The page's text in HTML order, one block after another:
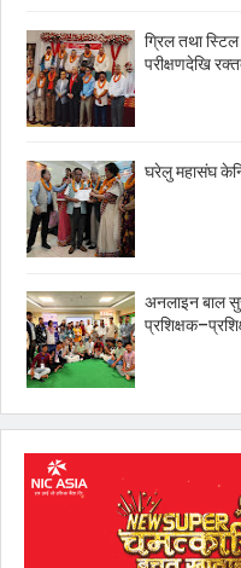
ग्रिल तथा
परीक्षणदेखि
घरेलु महासंघ
अनलाइन बाल